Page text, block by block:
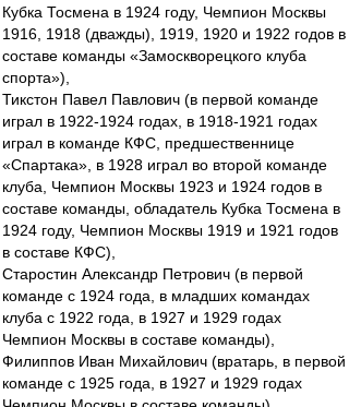
Кубка Тосмена в 1924 году, Чемпион Москвы
1916, 1918 (дважды), 1919, 1920 и 1922 годов в
составе команды «Замоскворецкого клуба
спорта»),
Тикстон Павел Павлович (в первой команде
играл в 1922-1924 годах, в 1918-1921 годах
играл в команде КФС, предшественнице
«Спартака», в 1928 играл во второй команде
клуба, Чемпион Москвы 1923 и 1924 годов в
составе команды, обладатель Кубка Тосмена в
1924 году, Чемпион Москвы 1919 и 1921 годов
в составе КФС),
Старостин Александр Петрович (в первой
команде с 1924 года, в младших командах
клуба с 1922 года, в 1927 и 1929 годах
Чемпион Москвы в составе команды),
Филиппов Иван Михайлович (вратарь, в первой
команде с 1925 года, в 1927 и 1929 годах